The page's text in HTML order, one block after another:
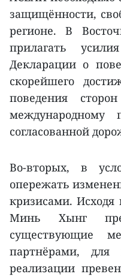
защищённости,
регионе. В
прилагать
Декларации о
скорейшего
поведения
международному
согласованной
Во-вторых, в
опережать
кризисами.
Минь Хынг
существующие
партнёрами, для
реализации